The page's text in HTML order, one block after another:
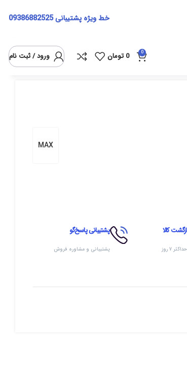
خط ویژه پشتیبانی09386882525
0
0 تومان ورود / ثبت نام
MAX
کالا
۷ روز
پشتیبانی پاسخ‌گو
پشتیبانی و مشاوره فروش